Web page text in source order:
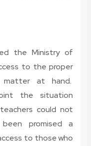
the Ministry of
to the proper
at hand.
the situation
could not
promised a
to those who